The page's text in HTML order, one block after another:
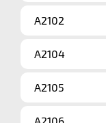
A2102
A2104
A2105